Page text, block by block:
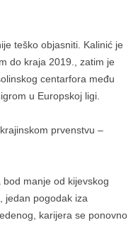
teško objasniti. Kalinić je
do kraja 2019., zatim je
centarfora među
u Europskoj ligi.
prvenstvu –
manje od kijevskog
jedan pogodak iza
karijera se ponovno